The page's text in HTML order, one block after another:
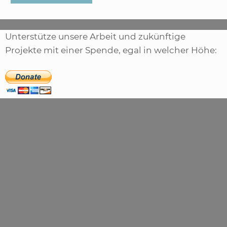
Unterstütze unsere Arbeit und zukünftige
Projekte mit einer Spende, egal in welcher Höhe: